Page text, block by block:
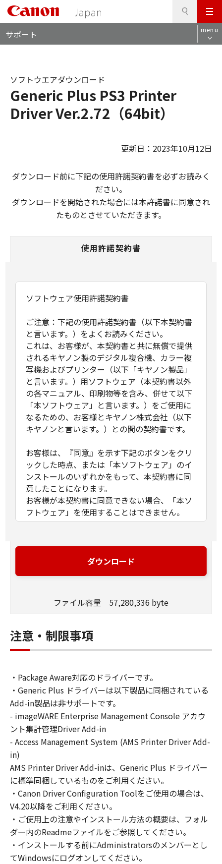
メ
ニ
ュ
サポート menu
Generic Plus PS3 Printer
Driver Ver.2.72（64bit）
ソフトウエアダウンロード
更新日：2023年10月12日
ダウンロード前に下記の使用許諾契約書を必ずお読みく
ださい。
ダウンロードを開始された場合には本許諾書に同意され
たものとさせていただきます。
使用許諾契約書
ソフトウェア使用許諾契約書
ご注意：下記の使用許諾契約書（以下本契約書
と言います。）をよくお読みください。
これは、お客様が、本契約書と共に無償で提供
されるキヤノン製のデジタル複合機、カラー複
写機およびプリンター（以下「キヤノン製品」
と言います。）用ソフトウェア（本契約書以外
の各マニュアル、印刷物等を含み、併せて以下
「本ソフトウェア」と言います。）をご使用に
なるための、お客様とキヤノン株式会社（以下
キヤノンと言います。）との間の契約書です。
お客様は、『同意』を示す下記のボタンをクリ
ックした時点、または「本ソフトウェア」のイ
ンストールのいずれかをもって、本契約書に同
意したことになります。
お客様が本契約書に同意できない場合、「本ソ
フトウェア」を使用することはできません。
(1) キヤノンは、お客様が「キヤノン製品」を利
用する目的のために、「キヤノン製品」に直接
（本契約書においては、「本ソフトウェア」を
ること、またはコンピューターにおいて表示す
ること、アクセスすること、もしくは実行する
ことのいずれも含むものとします。）するため
お客様は、また「指定機器」にネットワークを
通じて接続されたコンピューター上で、かかる
コンピューターの使用者に対して「本ソフトウ
ェア」を使用させることができますが、かかる
コンピューターの使用者に本契約書上の義務お
よび条件を遵守させるとともに、その履行に関
し全責任を負うことを条件とします。
(2) お客様は、上記(1)に基づいて「本ソフトウ
ェア」を使用するためのバックアップとして、
「本ソフトウェア」を１部、複製することがで
きます。
(3) 上記(1)および(2)に定める場合を除き、キヤ
ノンまたはキヤノンのライセンサーのいかなる
知的財産権も、明示たると黙示たるとを問わ
ず、本契約書によってお客様に譲渡あるいは許
諾されるものではありません。
ダウンロード
ファイル容量 57,280,336 byte
注意・制限事項
・Package Aware対応のドライバーです。
・Generic Plus ドライバーは以下製品に同梱されている
Add-in製品は非サポートです。
- imageWARE Enterprise Management Console アカウ
ント集計管理Driver Add-in
- Access Management System (AMS Printer Driver Add-
in)
AMS Printer Driver Add-inは、Generic Plus ドライバー
に標準同梱しているものをご利用ください。
・Canon Driver Configuration Toolをご使用の場合は、
V4.20以降をご利用ください。
・ご使用上の注意やインストール方法の概要は、フォル
ダー内のReadmeファイルをご参照してください。
・インストールする前にAdministratorsのメンバーとし
てWindowsにログオンしてください。